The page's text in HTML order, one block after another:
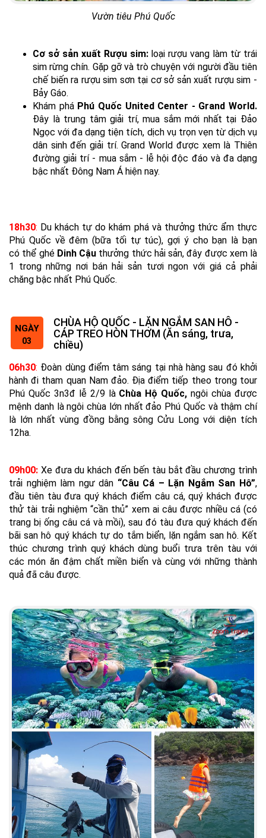
Vườn tiêu Phú Quốc
Cơ sở sản xuất Rượu sim:loại rượu vang làm từ trái
sim rừng chín. Gặp gỡ và trò chuyện với người đầu tiên
chế biến ra rượu sim sơn tại cơ sở sản xuất rượu sim -
Bảy Gáo.
Khám phá Phú Quốc United Center - Grand World.
Đây là trung tâm giải trí, mua sắm mới nhất tại Đảo
Ngọc với đa dạng tiện tích, dịch vụ trọn vẹn từ dịch vụ
dân sinh đến giải trí. Grand World được xem là Thiên
đường giải trí - mua sắm - lễ hội độc đáo và đa dạng
bậc nhất Đông Nam Á hiện nay.
18h30: Du khách tự do khám phá và thưởng thức ẩm thực
Phú Quốc về đêm (bữa tối tự túc), gợi ý cho bạn là bạn
có thể ghé Dinh Cậu thưởng thức hải sản, đây được xem là
1 trong những nơi bán hải sản tươi ngon với giá cả phải
chăng bậc nhất Phú Quốc.
NGÀY
03
CHÙA HỘ QUỐC - LẶN NGẮM SAN HÔ -
CÁP TREO HÒN THƠM (Ăn sáng, trưa,
chiều)
06h30: Đoàn dùng điểm tâm sáng tại nhà hàng sau đó khởi
hành đi tham quan Nam đảo. Địa điểm tiếp theo trong tour
Phú Quốc 3n3đ lễ 2/9 là Chùa Hộ Quốc,ngôi chùa được
mệnh danh là ngôi chùa lớn nhất đảo Phú Quốc và thậm chí
là lớn nhất vùng đồng bằng sông Cửu Long với diện tích
12ha.
09h00: Xe đưa du khách đến bến tàu bắt đầu chương trình
trải nghiệm làm ngư dân “Câu Cá – Lặn Ngắm San Hô”,
đầu tiên tàu đưa quý khách điểm câu cá, quý khách được
thử tài trải nghiệm “cần thủ” xem ai câu được nhiều cá (có
trang bị ống câu cá và mồi), sau đó tàu đưa quý khách đến
bãi san hô quý khách tự do tắm biển, lặn ngắm san hô. Kết
thúc chương trình quý khách dùng buổi trưa trên tàu với
các món ăn đậm chất miền biển và cùng với những thành
quả đã câu được.